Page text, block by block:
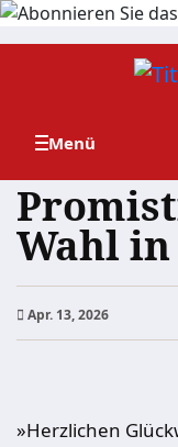
Zum
Wahl
Apr. 13, 2026
»Herzlichen